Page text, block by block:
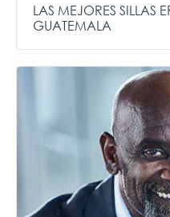
LAS MEJORES SILLAS
GUATEMALA